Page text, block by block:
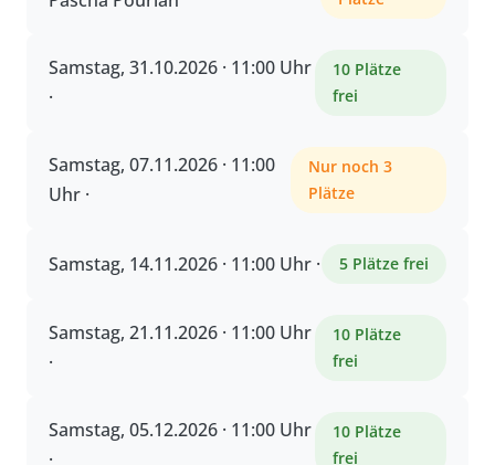
Samstag, 31.10.2026 · 11:00 Uhr
·
10 Plätze
frei
Samstag, 07.11.2026 · 11:00
Uhr ·
Nur noch 3
Plätze
Samstag, 14.11.2026 · 11:00 Uhr · 5 Plätze frei
Samstag, 21.11.2026 · 11:00 Uhr
·
10 Plätze
frei
Samstag, 05.12.2026 · 11:00 Uhr
·
10 Plätze
frei